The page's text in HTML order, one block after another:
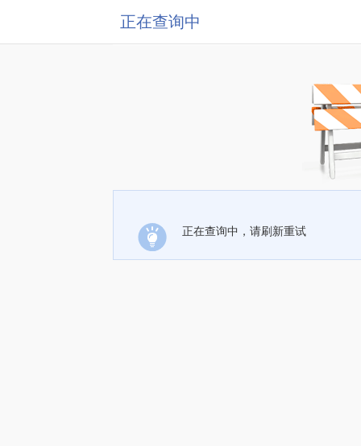
正在查询中
正在查询中，请刷新重试